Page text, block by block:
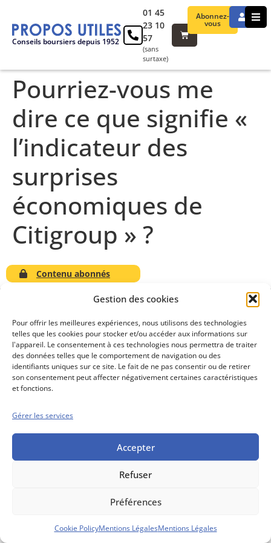
Gestion des cookies
Pour offrir les meilleures expériences, nous utilisons des technologies
telles que les cookies pour stocker et/ou accéder aux informations sur
l'appareil. Le consentement à ces technologies nous permettra de traiter
des données telles que le comportement de navigation ou des
identifiants uniques sur ce site. Le fait de ne pas consentir ou de retirer
son consentement peut affecter négativement certaines caractéristiques
et fonctions.
Gérer les services
Accepter
Refuser
Préférences
Cookie PolicyMentions LégalesMentions Légales
Conseils boursiers depuis 1952
Abonnez-
vous
01 45
23 10
57
(sans
surtaxe)
Pourriez-vous me
dire ce que signifie «
l’indicateur des
surprises
économiques de
Citigroup » ?
Contenu abonnés
Conseils boursiers depuis 1952
Propos Utiles est
une publication
des Editions
Marigny